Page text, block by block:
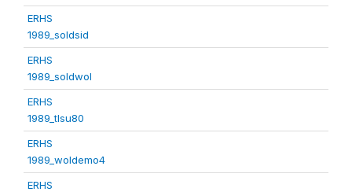
ERHS
1989_soldsid
ERHS
1989_soldwol
ERHS
1989_tlsu80
ERHS
1989_woldemo4
ERHS